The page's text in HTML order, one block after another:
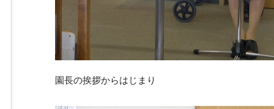
園長の挨拶からはじまり